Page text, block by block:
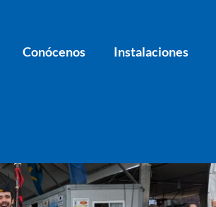
Conócenos Instalaciones